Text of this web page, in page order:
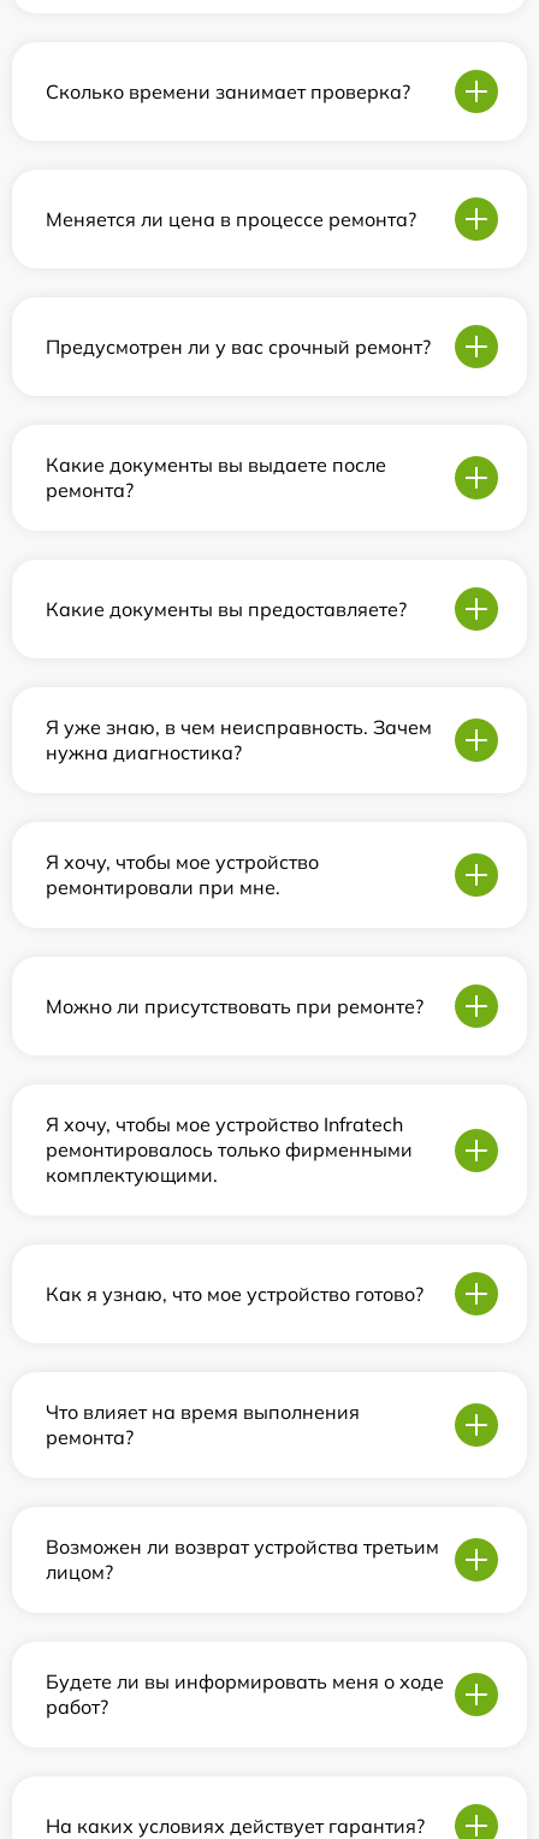
Сколько времени занимает проверка?
Меняется ли цена в процессе ремонта?
Предусмотрен ли у вас срочный ремонт?
Какие документы вы выдаете после
ремонта?
Какие документы вы предоставляете?
Я уже знаю, в чем неисправность. Зачем
нужна диагностика?
Я хочу, чтобы мое устройство
ремонтировали при мне.
Можно ли присутствовать при ремонте?
Я хочу, чтобы мое устройство Infratech
ремонтировалось только фирменными
комплектующими.
Как я узнаю, что мое устройство готово?
Что влияет на время выполнения
ремонта?
Возможен ли возврат устройства третьим
лицом?
Будете ли вы информировать меня о ходе
работ?
На каких условиях действует гарантия?